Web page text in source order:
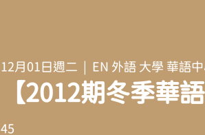
12月01日週二 EN 外語 大學 華語
【2012期冬季華
45